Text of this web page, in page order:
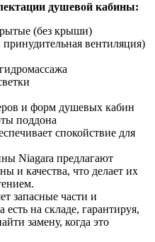
душевой кабины:
(без крыши)
вентиляция)
и форм душевых кабин
поддона
спокойствие для
Niagara предлагают
и качества, что делает их
запасные части и
есть на складе, гарантируя,
замену, когда это